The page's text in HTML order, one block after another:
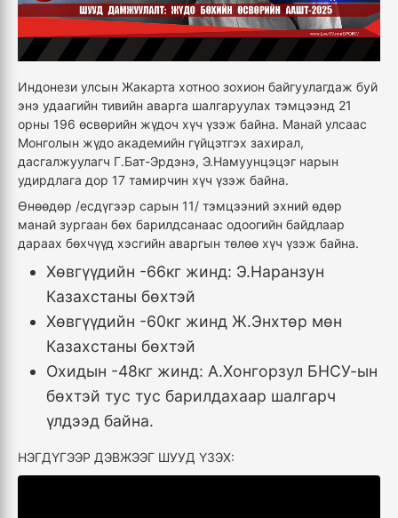
Индонези улсын Жакарта хотноо зохион байгуулагдаж буй
энэ удаагийн тивийн аварга шалгаруулах тэмцээнд 21
орны 196 өсвөрийн жүдоч хүч үзэж байна. Манай улсаас
Монголын жүдо академийн гүйцэтгэх захирал,
дасгалжуулагч Г.Бат-Эрдэнэ, Э.Намуунцэцэг нарын
удирдлага дор 17 тамирчин хүч үзэж байна.
Өнөөдөр /есдүгээр сарын 11/ тэмцээний эхний өдөр
манай зургаан бөх барилдсанаас одоогийн байдлаар
дараах бөхчүүд хэсгийн аваргын төлөө хүч үзэж байна.
Хөвгүүдийн -66кг жинд: Э.Наранзун
Казахстаны бөхтэй
Хөвгүүдийн -60кг жинд Ж.Энхтөр мөн
Казахстаны бөхтэй
Охидын -48кг жинд: А.Хонгорзул БНСУ-ын
бөхтэй тус тус барилдахаар шалгарч
үлдээд байна.
НЭГДҮГЭЭР ДЭВЖЭЭГ ШУУД ҮЗЭХ: